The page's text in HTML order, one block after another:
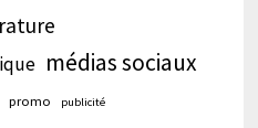
médias sociaux
promo publicité